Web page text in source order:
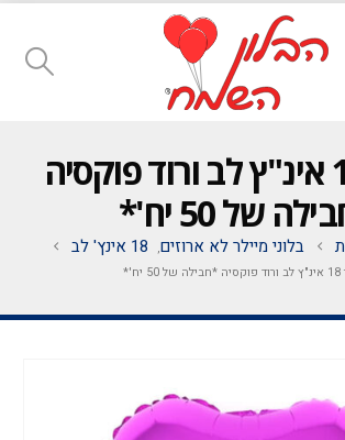
מיילר 18 אינ"ץ לב ורוד פוקסיה
של 50 יח'*
בלוני מיילר לא ארוזים, 18 אינץ' לב